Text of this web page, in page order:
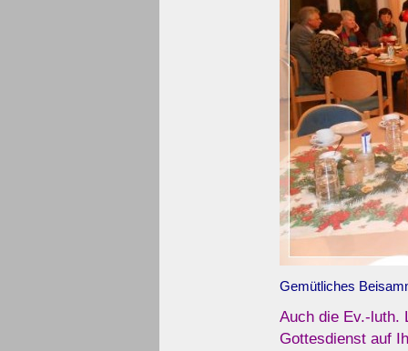
Gemütliches
Auch die Ev.-luth.
Gottesdienst auf